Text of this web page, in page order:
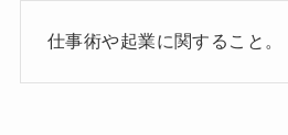
仕事術や起業に関すること。